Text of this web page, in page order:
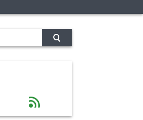
feed